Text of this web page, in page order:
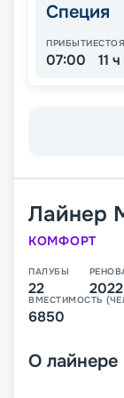
Специя
ПРИБЫТИЕ
07:00 11
Лайнер
КОМФОРТ
ПАЛУБЫ
22 2022
ВМЕСТИМОСТЬ
6850
О лайнере